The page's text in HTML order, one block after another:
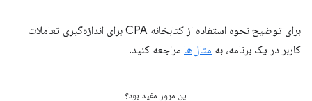
برای توضیح نحوه استفاده از کتابخانه CPA برای اندازه‌گیری تعاملات
کاربر در یک برنامه، به مثال‌ها مراجعه کنید.
این مرور مفید بود؟